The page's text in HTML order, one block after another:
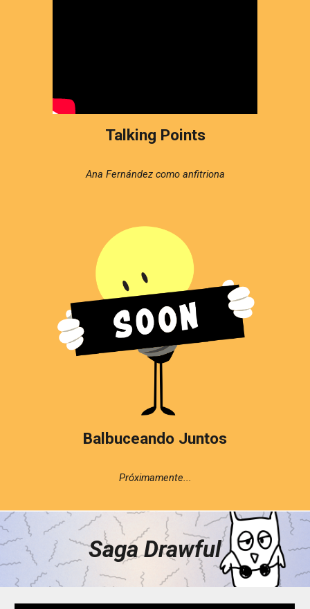
Talking Points
Ana Fernández como anfitriona
Balbuceando Juntos
Próximamente...
Saga Drawful